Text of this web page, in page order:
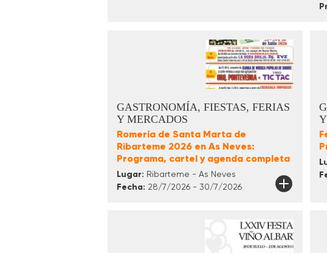
GASTRONOMÍA, FIESTAS, FERIAS
Y MERCADOS
Romería de Santa Marta de
Ribarteme 2026 en As Neves:
Programa, cartel y agenda completa
Lugar: Ribarteme - As Neves
Fecha: 28/7/2026 - 30/7/2026